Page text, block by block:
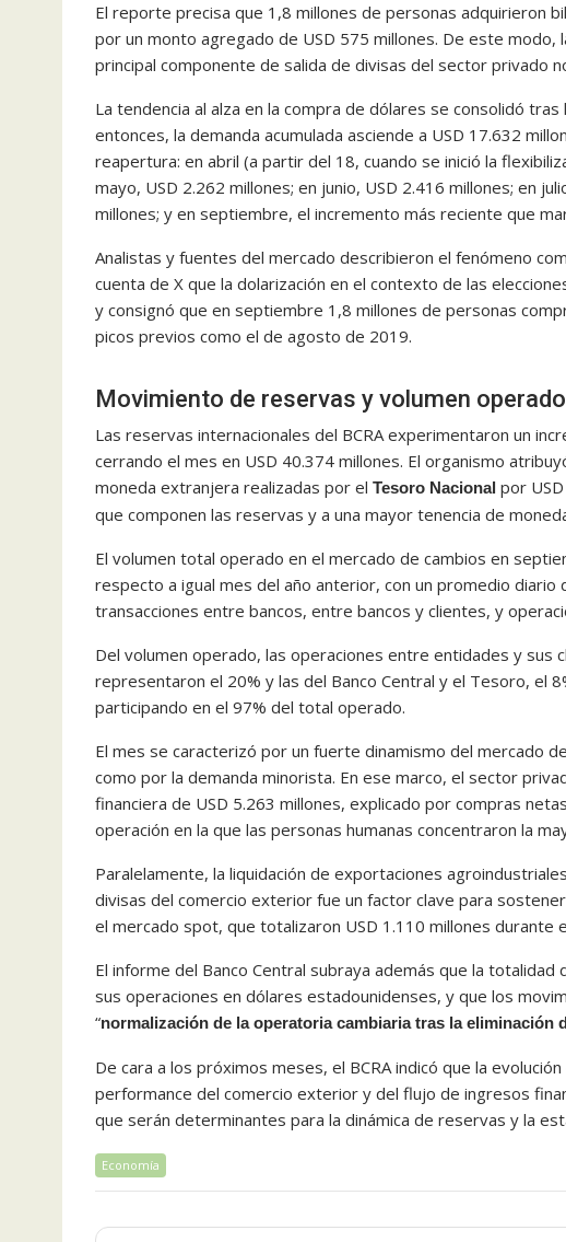
El reporte precisa que 1,8 millones de personas adquirieron
por un monto agregado de USD 575 millones. De este
principal componente de salida de divisas del sector privado
La tendencia al alza en la compra de dólares se consolidó
entonces, la demanda acumulada asciende a USD 17.632
reapertura: en abril (a partir del 18, cuando se inició la
mayo, USD 2.262 millones; en junio, USD 2.416 millones; en
millones; y en septiembre, el incremento más reciente que
Analistas y fuentes del mercado describieron el fenómeno
cuenta de X que la dolarización en el contexto de las
y consignó que en septiembre 1,8 millones de personas
picos previos como el de agosto de 2019.
Movimiento de reservas y volumen operado
Las reservas internacionales del BCRA experimentaron un
cerrando el mes en USD 40.374 millones. El organismo
moneda extranjera realizadas por el Tesoro Nacional por
que componen las reservas y a una mayor tenencia de
El volumen total operado en el mercado de cambios en
respecto a igual mes del año anterior, con un promedio diario
transacciones entre bancos, entre bancos y clientes, y
Del volumen operado, las operaciones entre entidades y sus
representaron el 20% y las del Banco Central y el Tesoro, el
participando en el 97% del total operado.
El mes se caracterizó por un fuerte dinamismo del mercado
como por la demanda minorista. En ese marco, el sector
financiera de USD 5.263 millones, explicado por compras
operación en la que las personas humanas concentraron la
Paralelamente, la liquidación de exportaciones
divisas del comercio exterior fue un factor clave para
el mercado spot, que totalizaron USD 1.110 millones durante
El informe del Banco Central subraya además que la
sus operaciones en dólares estadounidenses, y que los
“normalización de la operatoria cambiaria tras la eliminación
De cara a los próximos meses, el BCRA indicó que la
performance del comercio exterior y del flujo de ingresos
que serán determinantes para la dinámica de reservas y la
Economía